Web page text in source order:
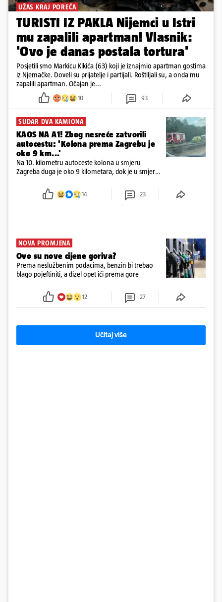
UŽAS KRAJ POREČA
TURISTI IZ PAKLA Nijemci u Istri
mu zapalili apartman! Vlasnik:
'Ovo je danas postala tortura'
Posjetili smo Markicu Kikića (63) koji je iznajmio apartman gostima
iz Njemačke. Doveli su prijatelje i partijali. Roštiljali su, a onda mu
zapalili apartman. Očajan je...
10 93
SUDAR DVA KAMIONA
KAOS NA A1! Zbog nesreće zatvorili
autocestu: 'Kolona prema Zagrebu je
oko 9 km...'
Na 10. kilometru autoceste kolona u smjeru
Zagreba duga je oko 9 kilometara, dok je u smjeru
14 23
NOVA PROMJENA
Ovo su nove cijene goriva?
Prema neslužbenim podacima, benzin bi trebao
blago pojeftiniti, a dizel opet ići prema gore
12 27
Učitaj više